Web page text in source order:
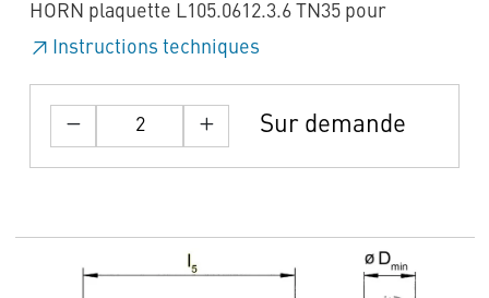
HORN plaquette L105.0612.3.6 TN35 pour
Instructions techniques
Sur demande